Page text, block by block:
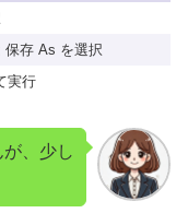
保存 As を選択
実行
、少し